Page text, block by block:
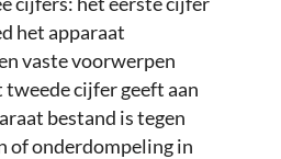
het apparaat
vaste voorwerpen
tweede cijfer geeft aan
bestand is tegen
of onderdompeling in